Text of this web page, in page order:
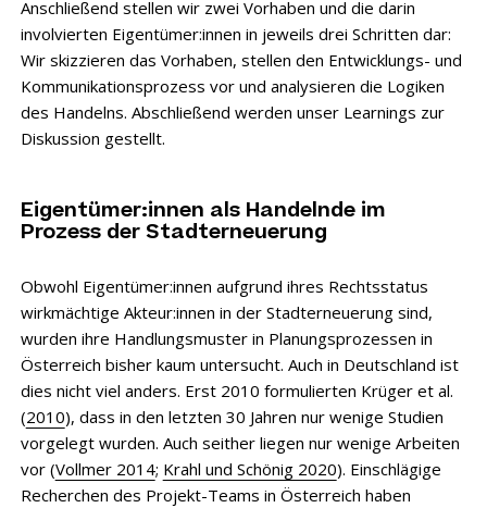
Anschließend stellen wir zwei Vorhaben und die darin
involvierten Eigentümer:innen in jeweils drei Schritten dar:
Wir skizzieren das Vorhaben, stellen den Entwicklungs- und
Kommunikationsprozess vor und analysieren die Logiken
des Handelns. Abschließend werden unser Learnings zur
Diskussion gestellt.
Eigentümer:innen als Handelnde im
Prozess der Stadterneuerung
Obwohl Eigentümer:innen aufgrund ihres Rechtsstatus
wirkmächtige Akteur:innen in der Stadterneuerung sind,
wurden ihre Handlungsmuster in Planungsprozessen in
Österreich bisher kaum untersucht. Auch in Deutschland ist
dies nicht viel anders. Erst 2010 formulierten Krüger et al.
(2010), dass in den letzten 30 Jahren nur wenige Studien
vorgelegt wurden. Auch seither liegen nur wenige Arbeiten
vor (Vollmer 2014; Krahl und Schönig 2020). Einschlägige
Recherchen des Projekt-Teams in Österreich haben